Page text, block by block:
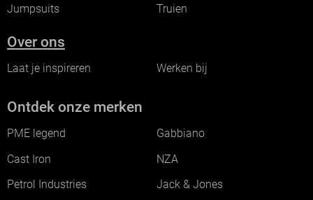
Jumpsuits
Truien
Over ons
Laat je inspireren Werken bij
Ontdek onze merken
PME legend
Gabbiano
Cast Iron
NZA
Petrol Industries
Jack & Jones